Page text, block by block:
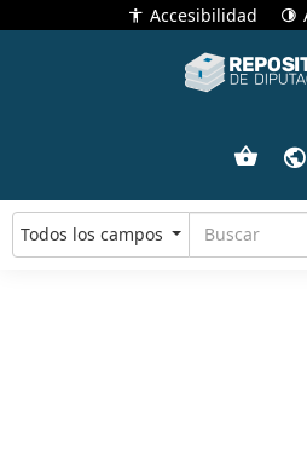
Accesibilidad
Todos los campos